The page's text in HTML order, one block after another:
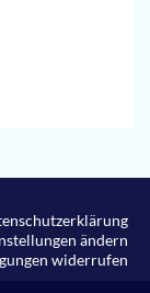
ändern
widerrufen